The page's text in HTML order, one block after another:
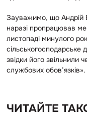
Зауважимо, що Андрій
наразі пропрацював
листопаді минулого
сільськогосподарське
звідки його звільнили
службових обов’язків».
ЧИТАЙТЕ